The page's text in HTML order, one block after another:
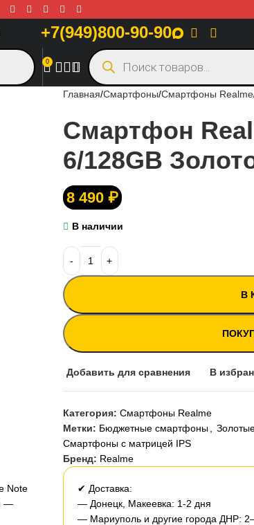
+7(949)800-90-90
0
Главная Смартфоны Смартфоны Realme
Смартфон
6/128GB
8 490 ₽
В наличии
В
Добавить для сравнения В
Категория: Смартфоны Realme
Метки: Бюджетные смартфоны
Смартфоны с матрицей IPS
Бренд: Realme
✔ Доставка:
— Донецк, Макеевка: 1-2 дня
— Мариуполь и другие города ДНР: